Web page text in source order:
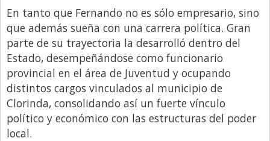
En tanto que Fernando no es sólo empresario, sino
que además sueña con una carrera política. Gran
parte de su trayectoria la desarrolló dentro del
Estado, desempeñándose como funcionario
provincial en el área de Juventud y ocupando
distintos cargos vinculados al municipio de
Clorinda, consolidando así un fuerte vínculo
político y económico con las estructuras del poder
local.